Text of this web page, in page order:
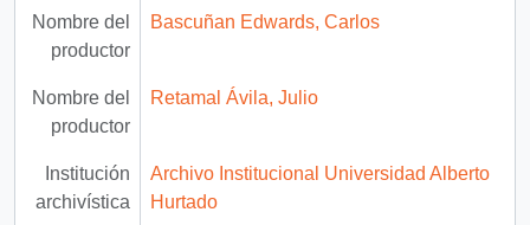
Nombre del
productor
Bascuñan Edwards, Carlos
Nombre del
productor
Retamal Ávila, Julio
Institución
archivística
Archivo Institucional Universidad Alberto
Hurtado